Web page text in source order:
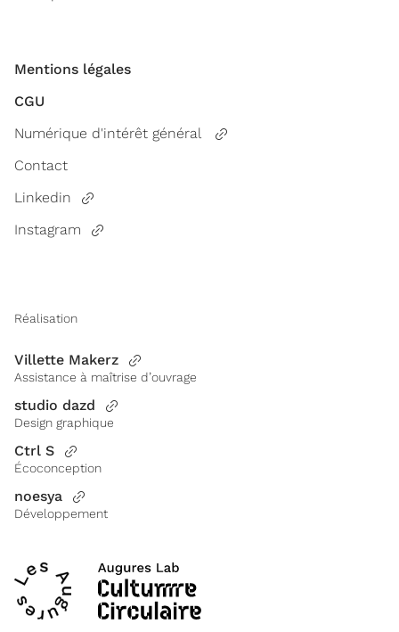
Mentions légales
CGU
Numérique d'intérêt général
Contact
Linkedin
Instagram
Réalisation
Villette Makerz
Assistance à maîtrise d’ouvrage
studio dazd
Design graphique
Ctrl S
Écoconception
noesya
Développement